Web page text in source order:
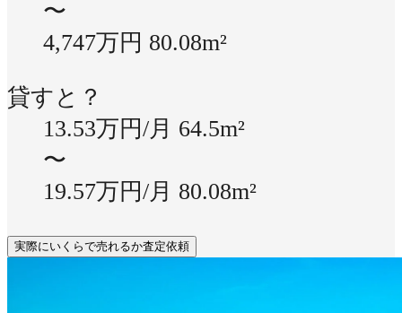
〜
4,747万円 80.08m²
貸すと？
13.53万円/月 64.5m²
〜
19.57万円/月 80.08m²
実際にいくらで売れるか査定依頼